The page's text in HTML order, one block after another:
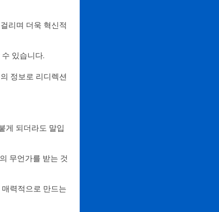
리며 더욱 혁신적
있습니다.
정보로 리디렉션
게 되더라도 말입
무언가를 받는 것
력적으로 만드는